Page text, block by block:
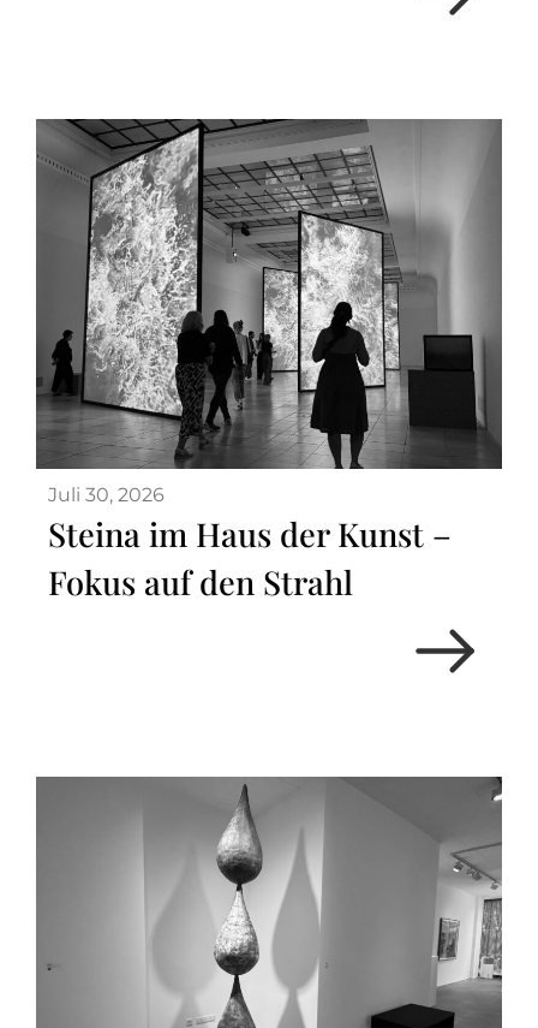
Juli 30, 2026
Steina im Haus der Kunst –
Fokus auf den Strahl